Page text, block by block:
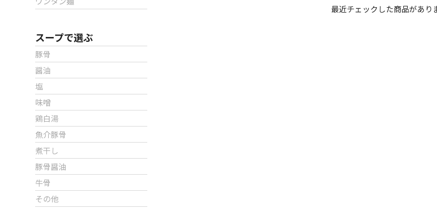
スープで選ぶ
豚骨
醤油
塩
味噌
鶏白湯
魚介豚骨
煮干し
豚骨醤油
牛骨
その他
最近チェックした商品があり